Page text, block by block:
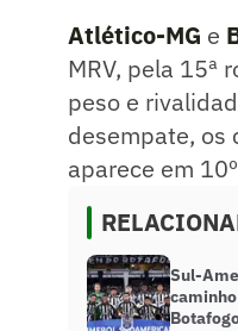
Atlético-MG e
MRV, pela 15ª
peso e
desempate, os
aparece em
Sul-